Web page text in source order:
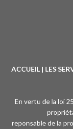
ACCUEIL| LES
En vertu de la loi
reponsable de la